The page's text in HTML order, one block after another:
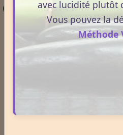
Glandes surrénales
entre stress, rythmes
terrain.
Ces ressources complètent
Conseillance
avec lucidité plutôt
Vous pouvez la
Méthode